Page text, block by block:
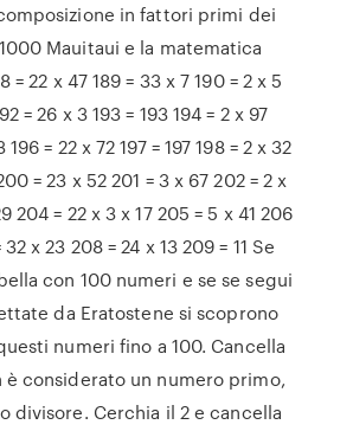
in fattori primi dei
Mauitaui e la matematica
= 22 x 47 189 = 33 x 7 190 = 2 x 5
= 26 x 3 193 = 193 194 = 2 x 97
196 = 22 x 72 197 = 197 198 = 2 x 32
= 23 x 52 201 = 3 x 67 202 = 2 x
204 = 22 x 3 x 17 205 = 5 x 41 206
x 23 208 = 24 x 13 209 = 11 Se
con 100 numeri e se se segui
da Eratostene si scoprono
numeri fino a 100. Cancella
è considerato un numero primo,
divisore. Cerchia il 2 e cancella